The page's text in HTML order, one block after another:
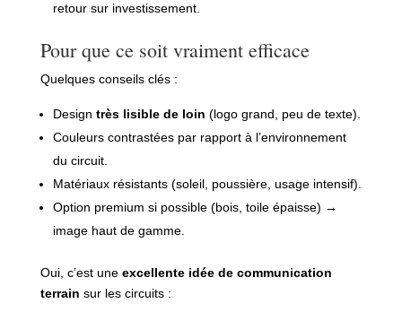
retour sur investissement.
Pour que ce soit vraiment efficace
Quelques conseils clés :
Design très lisible de loin (logo grand, peu de texte).
Couleurs contrastées par rapport à l’environnement
du circuit.
Matériaux résistants (soleil, poussière, usage intensif).
Option premium si possible (bois, toile épaisse) →
image haut de gamme.
Oui, c’est une excellente idée de communication
terrain sur les circuits :